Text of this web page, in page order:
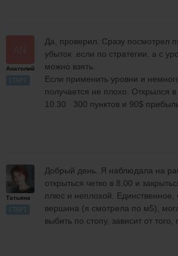
Анатолий
СТАРТ
Да, проверил. Сразу посмотрел
убыток .если по стратегии. а с
можно взять.
Если применить уровни и
получается не плохо. Открылся
10.30 300 пунктов и 90$
Татьяна
СТАРТ
Добрый день. Я наблюдала на
открыться четко в 8.00 и
плюс и неплохой. Единственное,
вершина (я смотрела по м5),
выбить по стопу, зависит от того,